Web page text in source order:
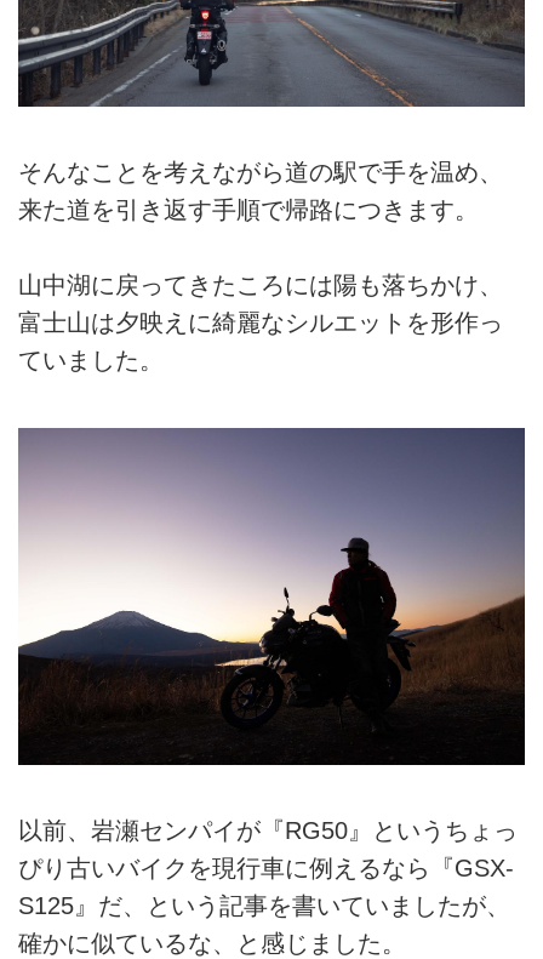
そんなことを考えながら道の駅で手を温め、
来た道を引き返す手順で帰路につきます。
山中湖に戻ってきたころには陽も落ちかけ、
富士山は夕映えに綺麗なシルエットを形作っ
ていました。
以前、岩瀬センパイが『RG50』というちょっ
ぴり古いバイクを現行車に例えるなら『GSX-
S125』だ、という記事を書いていましたが、
確かに似ているな、と感じました。